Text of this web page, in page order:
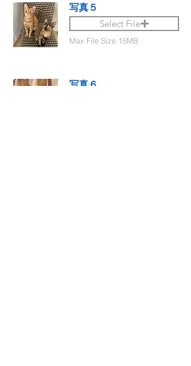
写真５
Select File
Max File Size 15MB
写真６